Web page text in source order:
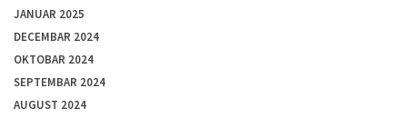
JANUAR 2025
DECEMBAR 2024
OKTOBAR 2024
SEPTEMBAR 2024
AUGUST 2024